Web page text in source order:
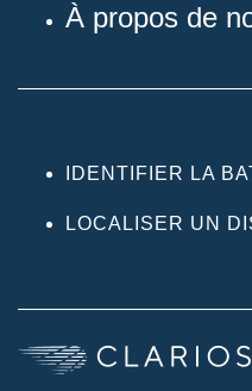
À propos de
IDENTIFIER LA
LOCALISER UN